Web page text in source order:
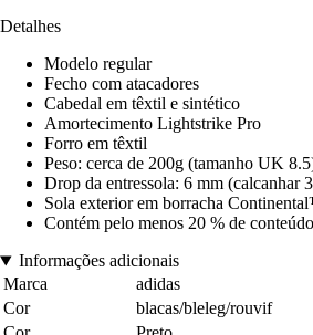
Detalhes
Modelo regular
Fecho com atacadores
Cabedal em têxtil e sintético
Amortecimento Lightstrike Pro
Forro em têxtil
Peso: cerca de 200g (tamanho UK
Drop da entressola: 6 mm (calcanhar
Sola exterior em borracha
Contém pelo menos 20 % de
Informações adicionais
Marca
adidas
Cor
blacas/bleleg/rouvif